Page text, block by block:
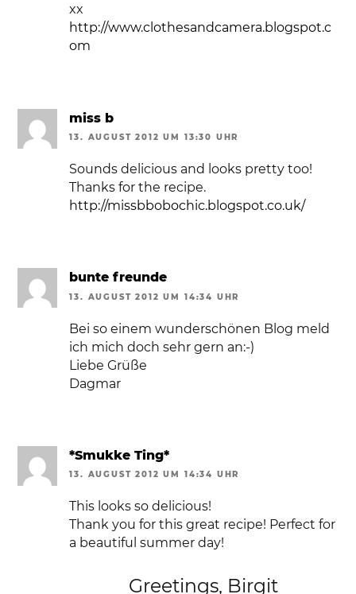
xx
http://www.clothesandcamera.blogspot.c
om
miss b
13. AUGUST 2012 UM 13:30 UHR
Sounds delicious and looks pretty too!
Thanks for the recipe.
http://missbbobochic.blogspot.co.uk/
bunte freunde
13. AUGUST 2012 UM 14:34 UHR
Bei so einem wunderschönen Blog meld
ich mich doch sehr gern an:-)
Liebe Grüße
Dagmar
*Smukke Ting*
13. AUGUST 2012 UM 14:34 UHR
This looks so delicious!
Thank you for this great recipe! Perfect for
a beautiful summer day!
Greetings, Birgit